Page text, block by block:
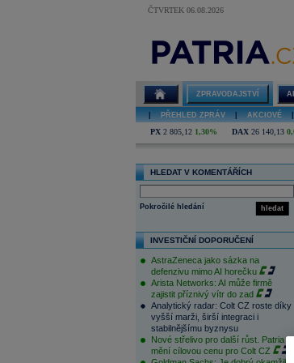
ČTVRTEK 06.08.2026
ZPRAVODAJSTVÍ
PŘEHLED ZPRÁV AKCIOVÉ
PX 2 805,12 1,30% DAX 26 140,13
HLEDAT V KOMENTÁŘÍCH
hledat
Pokročilé hledání
INVESTIČNÍ DOPORUČENÍ
AstraZeneca jako sázka na
defenzivu mimo AI horečku
Arista Networks: AI může firmě
zajistit příznivý vítr do zad
Analytický radar: Colt CZ roste díky
vyšší marži, širší integraci i
stabilnějšímu byznysu
Nové střelivo pro další růst. Patria
mění cílovou cenu pro Colt CZ